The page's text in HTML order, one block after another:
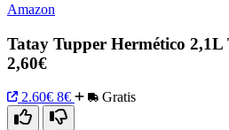
Amazon
Tatay Tupper Hermético
2,60€
2.60€ 8€ Gratis